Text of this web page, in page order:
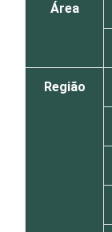
Área
Região